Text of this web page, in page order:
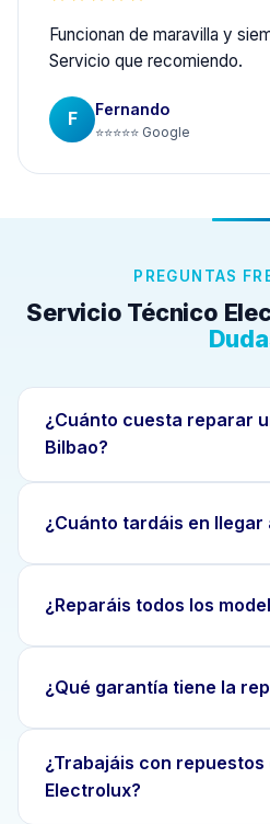
Funcionan de maravilla y
Servicio que recomiendo.
F Fernando
⭐⭐⭐⭐⭐ Google
PREGUNTAS
Servicio Técnico
¿Cuánto cuesta reparar
Bilbao?
¿Cuánto tardáis en llegar
¿Reparáis todos los
¿Qué garantía tiene la
¿Trabajáis con repuestos
Electrolux?